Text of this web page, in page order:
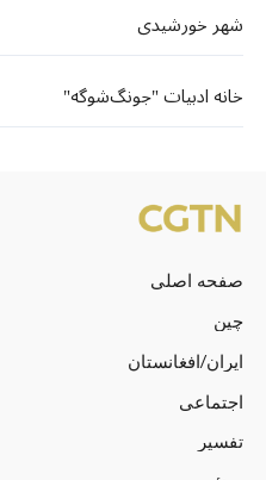
شهر خورشیدی
خانه ادبیات "جونگ‌شوگه"
صفحه اصلی
چین
ایران/افغانستان
اجتماعی
تفسیر